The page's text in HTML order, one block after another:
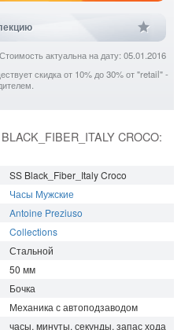
Стоимость актуальна на дату: 05.01.2016
скидка от 10% до 30% от "retail" -
CROCO:
SS Black_Fiber_Italy Croco
Часы Мужские
Antoine Preziuso
Collections
Стальной
50 мм
Бочка
Механика с автоподзаводом
часы, минуты, секунды, запас хода